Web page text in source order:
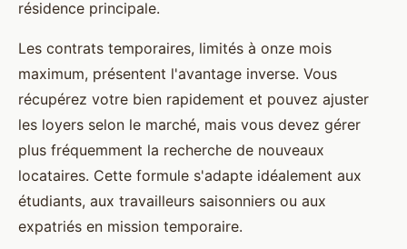
résidence principale.
Les contrats temporaires, limités à onze mois
maximum, présentent l'avantage inverse. Vous
récupérez votre bien rapidement et pouvez ajuster
les loyers selon le marché, mais vous devez gérer
plus fréquemment la recherche de nouveaux
locataires. Cette formule s'adapte idéalement aux
étudiants, aux travailleurs saisonniers ou aux
expatriés en mission temporaire.